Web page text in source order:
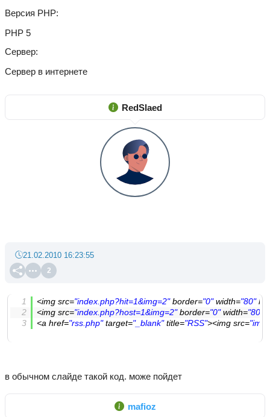
Версия PHP
PHP 5
Сервер
Сервер в интернете
RedSlaed
2
21.02.2010 16:23:55
<img src="index.php?hit=1&img=2" border="0" width="80"
<img src="index.php?host=1&img=2" border="0" width="80"
<a href="rss.php" target="_blank" title="RSS"><img src=
в обычном слайде такой код. може пойдет
mafioz